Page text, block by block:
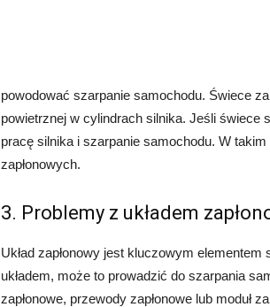
powodować szarpanie samochodu. Świece
powietrznej w cylindrach silnika. Jeśli świece
pracę silnika i szarpanie samochodu. W
zapłonowych.
3. Problemy z układem
Układ zapłonowy jest kluczowym
układem, może to prowadzić do szarpania
zapłonowe, przewody zapłonowe lub moduł